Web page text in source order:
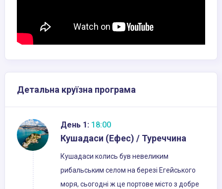
Детальна круїзна програма
День 1: 18:00
Кушадаси (Ефес) / Туреччина
Кушадаси колись був невеликим
рибальським селом на березі Егейського
моря, сьогодні ж це портове місто з добре